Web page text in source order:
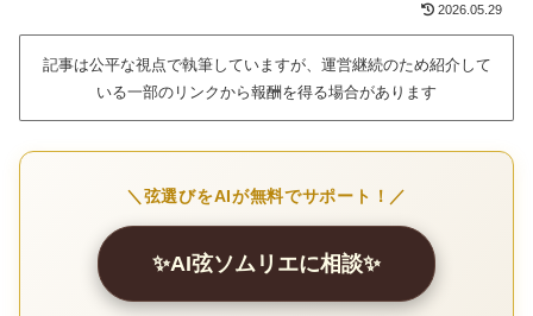
2026.05.29
記事は公平な視点で執筆していますが、運営継続のため紹介して
いる一部のリンクから報酬を得る場合があります
＼弦選びをAIが無料でサポート！／
✨AI弦ソムリエに相談✨